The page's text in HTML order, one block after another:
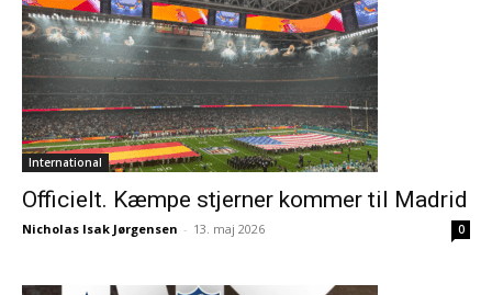
International
Officielt. Kæmpe stjerner kommer til Madrid
Nicholas Isak Jørgensen - 13. maj 2026 0